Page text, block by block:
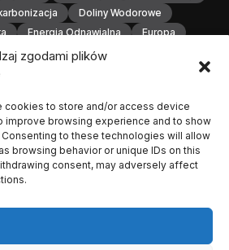
zgodami plików
cookies to store and/or access device
improve browsing experience and to show
to these technologies will allow
browsing behavior or unique IDs on this
consent, may adversely affect
Doliny Wodorowe
Energia Odnawialna
Europa
H2
Hydrogen Europe
Wodorowa
Magazynowanie Wodoru
Klimatyczna
Ogniwa Paliwowe
Orlen
Wodoru
Przemysł
Technologie Wodorowe
Unia Europejska Wodorowa